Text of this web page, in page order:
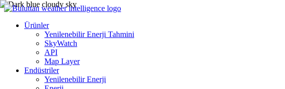
Ürünler
Yenilenebilir Enerji Tahmini
SkyWatch
API
Map Layer
Endüstriler
Yenilenebilir Enerji